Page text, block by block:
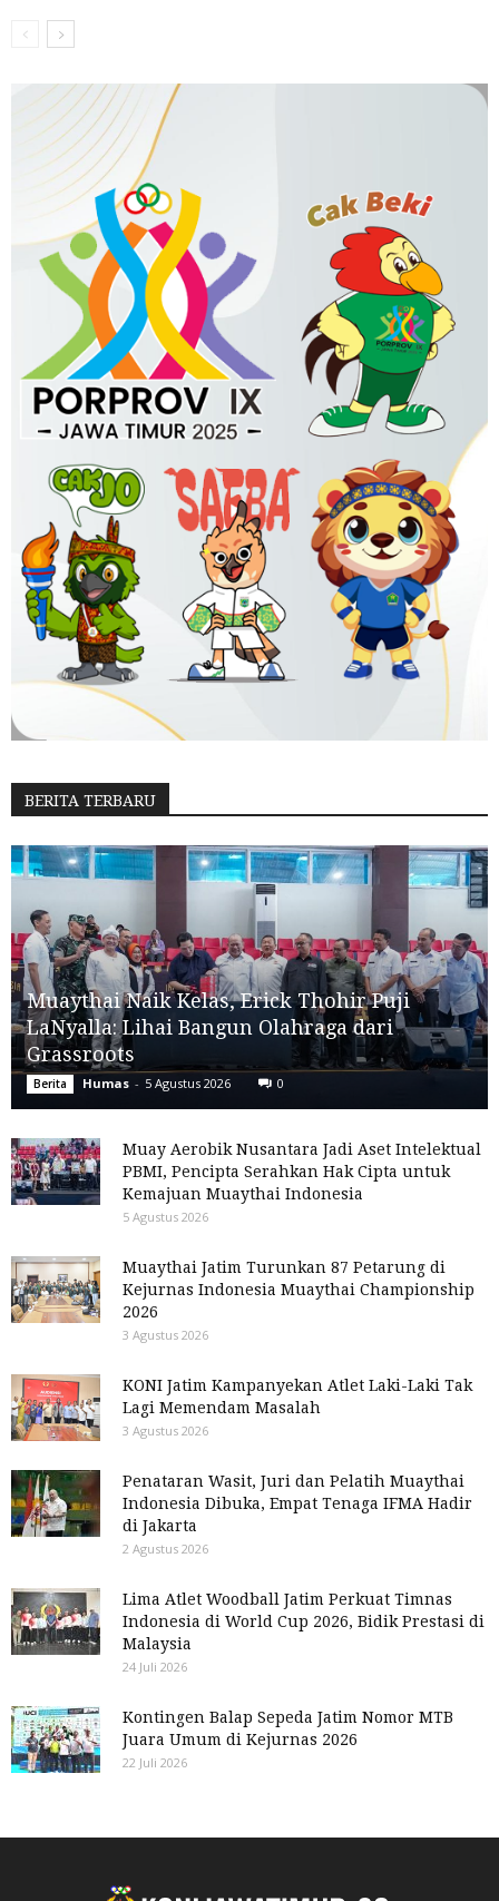
BERITA TERBARU
Muaythai Naik Kelas, Erick Thohir Puji
LaNyalla: Lihai Bangun Olahraga dari
Grassroots
Berita Humas - 5 Agustus 2026 0
Muay Aerobik Nusantara Jadi Aset Intelektual
PBMI, Pencipta Serahkan Hak Cipta untuk
Kemajuan Muaythai Indonesia
5 Agustus 2026
Muaythai Jatim Turunkan 87 Petarung di
Kejurnas Indonesia Muaythai Championship
2026
3 Agustus 2026
KONI Jatim Kampanyekan Atlet Laki-Laki Tak
Lagi Memendam Masalah
3 Agustus 2026
Penataran Wasit, Juri dan Pelatih Muaythai
Indonesia Dibuka, Empat Tenaga IFMA Hadir
di Jakarta
2 Agustus 2026
Lima Atlet Woodball Jatim Perkuat Timnas
Indonesia di World Cup 2026, Bidik Prestasi di
Malaysia
24 Juli 2026
Kontingen Balap Sepeda Jatim Nomor MTB
Juara Umum di Kejurnas 2026
22 Juli 2026